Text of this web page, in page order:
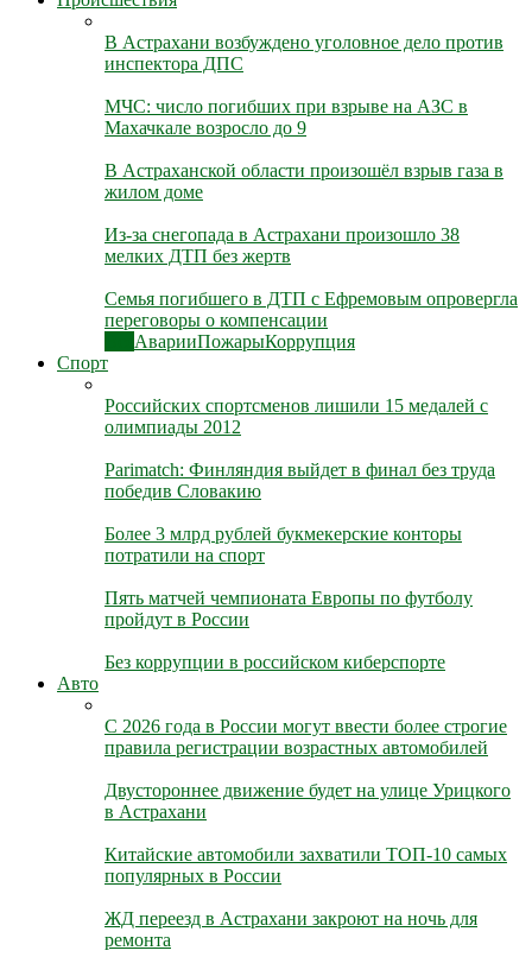
В Астрахани возбуждено уголовное дело против
инспектора ДПС
МЧС: число погибших при взрыве на АЗС в
Махачкале возросло до 9
В Астраханской области произошёл взрыв газа в
жилом доме
Из-за снегопада в Астрахани произошло 38
мелких ДТП без жертв
Семья погибшего в ДТП с Ефремовым опровергла
переговоры о компенсации
АварииПожарыКоррупция
Спорт
Российских спортсменов лишили 15 медалей с
олимпиады 2012
Parimatch: Финляндия выйдет в финал без труда
победив Словакию
Более 3 млрд рублей букмекерские конторы
потратили на спорт
Пять матчей чемпионата Европы по футболу
пройдут в России
Без коррупции в российском киберспорте
Авто
С 2026 года в России могут ввести более строгие
правила регистрации возрастных автомобилей
Двустороннее движение будет на улице Урицкого
в Астрахани
Китайские автомобили захватили ТОП-10 самых
популярных в России
ЖД переезд в Астрахани закроют на ночь для
ремонта